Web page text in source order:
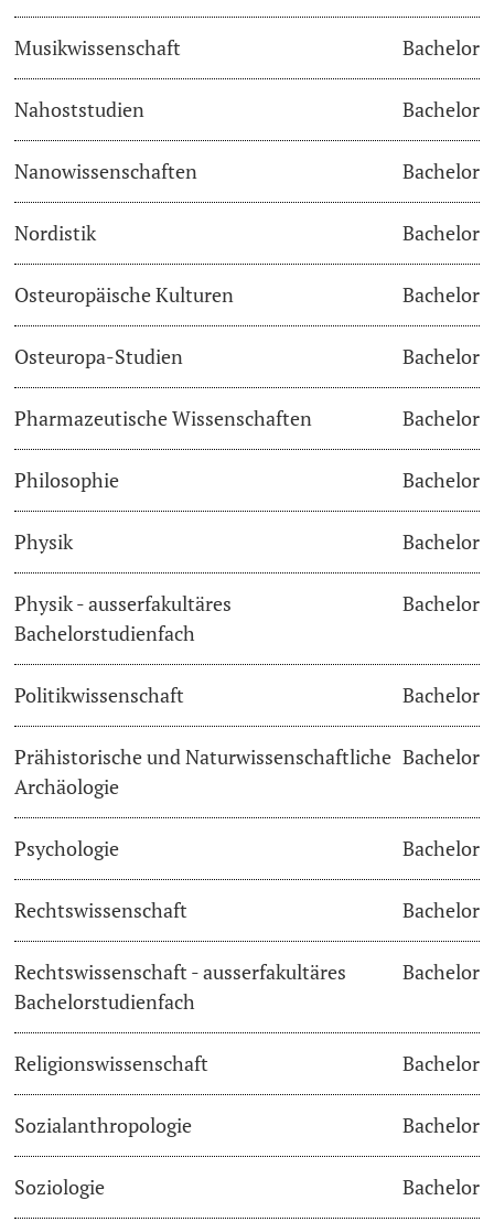
Learning Spaces
Lernbörse
Musikwissenschaft Bachelor
Nahoststudien Bachelor
Nanowissenschaften Bachelor
Nordistik Bachelor
Osteuropäische Kulturen Bachelor
Osteuropa-Studien Bachelor
Pharmazeutische Wissenschaften Bachelor
Philosophie Bachelor
Physik Bachelor
Physik - ausserfakultäres
Bachelorstudienfach
Bachelor
Politikwissenschaft Bachelor
Prähistorische und Naturwissenschaftliche
Archäologie
Bachelor
Psychologie Bachelor
Rechtswissenschaft Bachelor
Rechtswissenschaft - ausserfakultäres
Bachelorstudienfach
Bachelor
Religionswissenschaft Bachelor
Sozialanthropologie Bachelor
Soziologie Bachelor